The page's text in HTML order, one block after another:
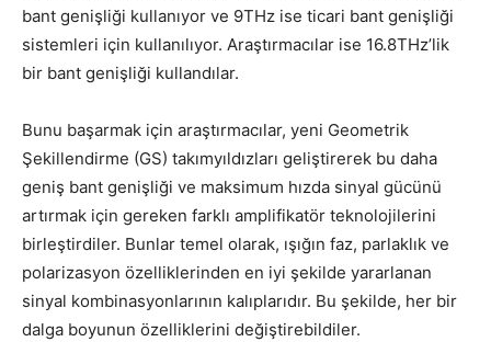
bant genişliği kullanıyor ve 9THz ise ticari bant genişliği
sistemleri için kullanılıyor. Araştırmacılar ise 16.8THz’lik
bir bant genişliği kullandılar.
Bunu başarmak için araştırmacılar, yeni Geometrik
Şekillendirme (GS) takımyıldızları geliştirerek bu daha
geniş bant genişliği ve maksimum hızda sinyal gücünü
artırmak için gereken farklı amplifikatör teknolojilerini
birleştirdiler. Bunlar temel olarak, ışığın faz, parlaklık ve
polarizasyon özelliklerinden en iyi şekilde yararlanan
sinyal kombinasyonlarının kalıplarıdır. Bu şekilde, her bir
dalga boyunun özelliklerini değiştirebildiler.